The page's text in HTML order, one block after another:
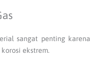
sangat penting karena
ekstrem.